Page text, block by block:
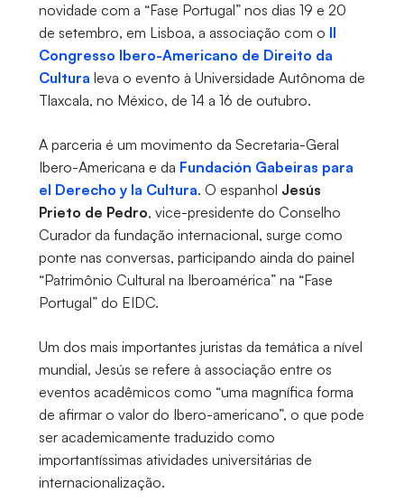
novidade com a “Fase Portugal” nos dias 19 e 20
de setembro, em Lisboa, a associação com o II
Congresso Ibero-Americano de Direito da
Cultura leva o evento à Universidade Autônoma de
Tlaxcala, no México, de 14 a 16 de outubro.
A parceria é um movimento da Secretaria-Geral
Ibero-Americana e da Fundación Gabeiras para
el Derecho y la Cultura. O espanhol Jesús
Prieto de Pedro, vice-presidente do Conselho
Curador da fundação internacional, surge como
ponte nas conversas, participando ainda do painel
“Patrimônio Cultural na Iberoamérica” na “Fase
Portugal” do EIDC.
Um dos mais importantes juristas da temática a nível
mundial, Jesús se refere à associação entre os
eventos acadêmicos como “uma magnífica forma
de afirmar o valor do Ibero-americano”, o que pode
ser academicamente traduzido como
importantíssimas atividades universitárias de
internacionalização.